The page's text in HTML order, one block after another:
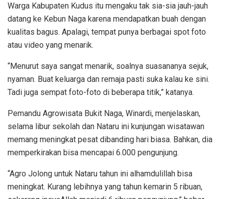
Warga Kabupaten Kudus itu mengaku tak sia-sia jauh-jauh
datang ke Kebun Naga karena mendapatkan buah dengan
kualitas bagus. Apalagi, tempat punya berbagai spot foto
atau video yang menarik.
“Menurut saya sangat menarik, soalnya suasananya sejuk,
nyaman. Buat keluarga dan remaja pasti suka kalau ke sini.
Tadi juga sempat foto-foto di beberapa titik,” katanya.
Pemandu Agrowisata Bukit Naga, Winardi, menjelaskan,
selama libur sekolah dan Nataru ini kunjungan wisatawan
memang meningkat pesat dibanding hari biasa. Bahkan, dia
memperkirakan bisa mencapai 6.000 pengunjung.
“Agro Jolong untuk Nataru tahun ini alhamdulillah bisa
meningkat. Kurang lebihnya yang tahun kemarin 5 ribuan,